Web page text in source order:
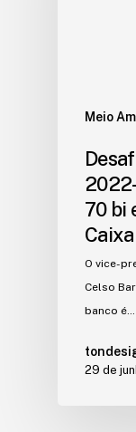
Meio
70 bi
Caixa
O vice-
Celso
banco é…
29 de